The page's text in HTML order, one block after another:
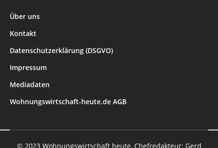
Über uns
Kontakt
Datenschutzerklärung (DSGVO)
Impressum
Mediadaten
Wohnungswirtschaft-heute.de AGB
© 2023 Wohnungswirtschaft heute, Chefredakteur: Gerd